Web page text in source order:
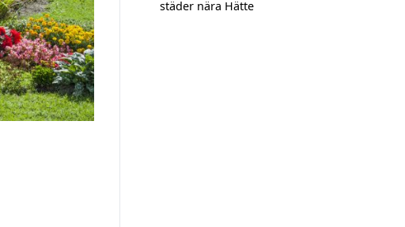
städer nära Hätte